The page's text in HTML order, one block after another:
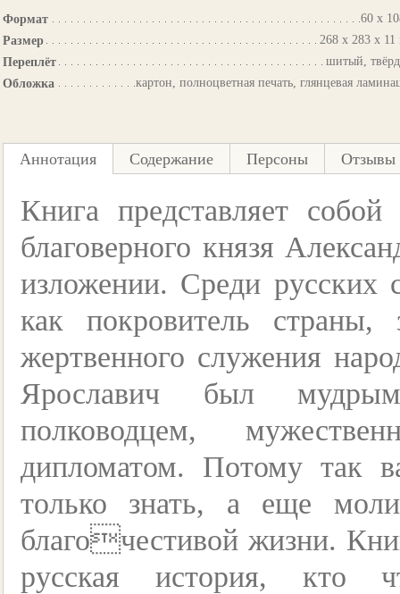
Формат
60 х
Размер
268 х 283 х
Переплёт
шитый,
Обложка
картон, полноцветная печать, глянцевая
Аннотация Содержание Персоны Отзывы
Книга представляет
благоверного князя
изложении. Среди русских
как покровитель
жертвенного служения
Ярославич был
полководцем,
дипломатом. Потому так
только знать, а еще
благочестивой жизни.
русская история, кто